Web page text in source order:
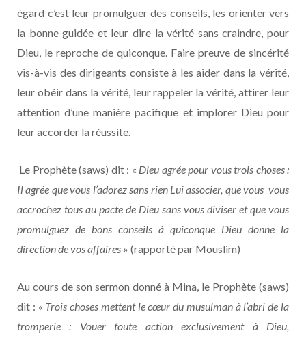
égard c’est leur promulguer des conseils, les orienter vers
la bonne guidée et leur dire la vérité sans craindre, pour
Dieu, le reproche de quiconque. Faire preuve de sincérité
vis-à-vis des dirigeants consiste à les aider dans la vérité,
leur obéir dans la vérité, leur rappeler la vérité, attirer leur
attention d’une manière pacifique et implorer Dieu pour
leur accorder la réussite.
Le Prophète (saws) dit : « Dieu agrée pour vous trois choses :
Il agrée que vous l’adorez sans rien Lui associer, que vous vous
accrochez tous au pacte de Dieu sans vous diviser et que vous
promulguez de bons conseils à quiconque Dieu donne la
direction de vos affaires » (rapporté par Mouslim)
Au cours de son sermon donné à Mina, le Prophète (saws)
dit : « Trois choses mettent le cœur du musulman à l’abri de la
tromperie : Vouer toute action exclusivement à Dieu,